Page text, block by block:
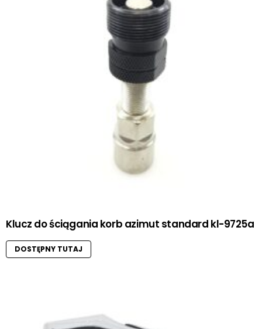
Klucz do ściągania korb azimut standard kl-9725a
DOSTĘPNY TUTAJ